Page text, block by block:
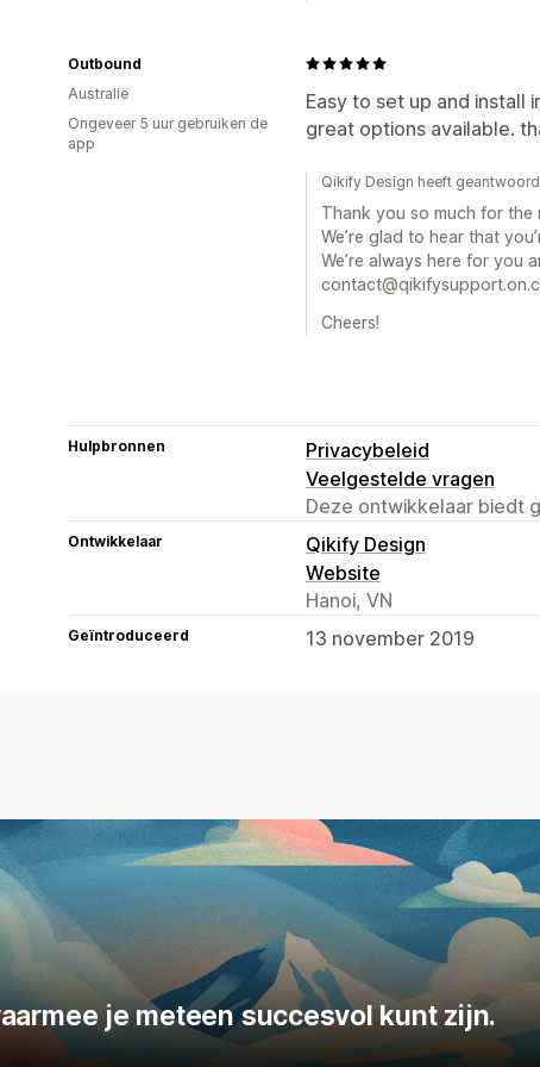
Easy to set up and
great options available.
Outbound
Australië
Ongeveer 5 uur gebruiken de
app
Qikify Design heeft
Thank you so much for the
We’re glad to hear that
We’re always here for you
Cheers!
Hulpbronnen
Privacybeleid
Veelgestelde vragen
Deze ontwikkelaar biedt
Ontwikkelaar
Qikify Design
Website
Hanoi, VN
Geïntroduceerd 13 november 2019
je meteen succesvol kunt zijn.